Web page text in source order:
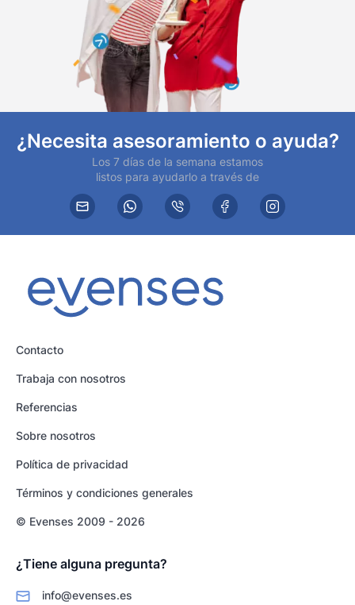
¿Necesita asesoramiento o ayuda?
Los 7 días de la semana estamos
listos para ayudarlo a través de
Contacto
Trabaja con nosotros
Referencias
Sobre nosotros
Política de privacidad
Términos y condiciones generales
© Evenses 2009 - 2026
¿Tiene alguna pregunta?
info@evenses.es